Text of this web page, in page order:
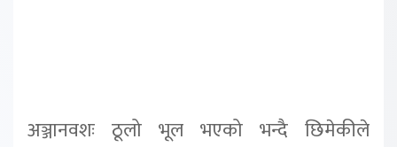
अञ्जानवशः ठूलो भूल भएको भन्दै छिमेकीले